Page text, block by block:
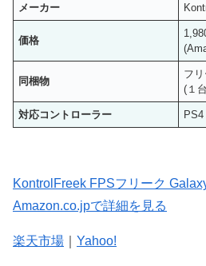
メーカー
価格
同梱物
フ
(１
対応コントローラー PS4
KontrolFreek FPSフリーク
Amazon.co.jpで詳細を見る
楽天市場 Yahoo!